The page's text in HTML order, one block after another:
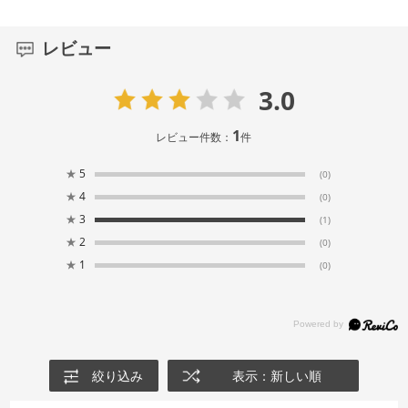
レビュー
3.0
レビュー件数： 1件
★ 5 (0)
★ 4 (0)
★ 3 (1)
★ 2 (0)
★ 1 (0)
絞り込み 表示：新しい順